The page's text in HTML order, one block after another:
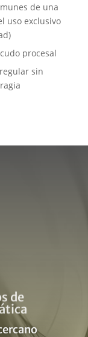
de una
uso exclusivo
procesal
sin
de